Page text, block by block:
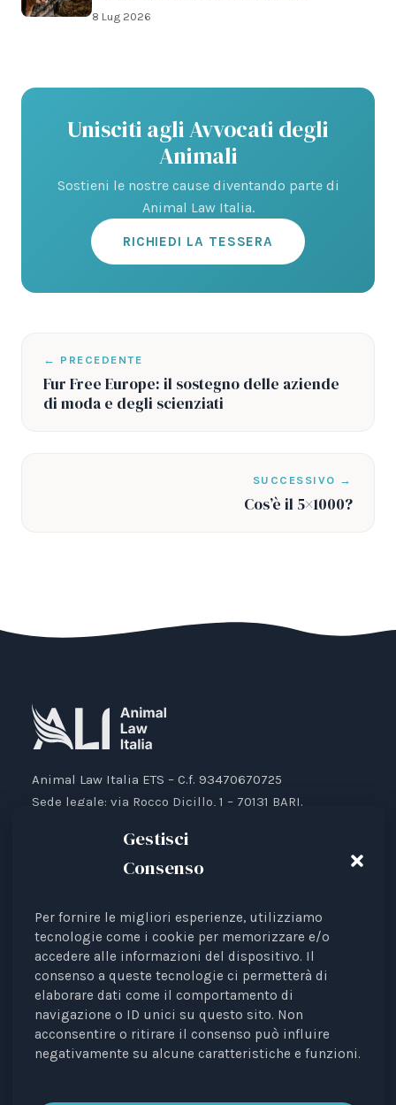
Gestisci
Consenso
Per fornire le migliori esperienze, utilizziamo
tecnologie come i cookie per memorizzare e/o
accedere alle informazioni del dispositivo. Il
consenso a queste tecnologie ci permetterà di
elaborare dati come il comportamento di
navigazione o ID unici su questo sito. Non
acconsentire o ritirare il consenso può influire
negativamente su alcune caratteristiche e funzioni.
8 Lug 2026
Unisciti agli Avvocati degli
Animali
Sostieni le nostre cause diventando parte di
Animal Law Italia.
RICHIEDI LA TESSERA
← PRECEDENTE
Fur Free Europe: il sostegno delle aziende
di moda e degli scienziati
SUCCESSIVO →
Cos’è il 5×1000?
Animal Law Italia ETS – C.f. 93470670725
Sede legale: via Rocco Dicillo, 1 – 70131 BARI.
Animal Law Italia è un Ente del Terzo Settore avente
come finalità la tutela legale degli animali.
Iscrizione al RUNTS Rep. 4 del 01/03/2022.
L'associazione è riconosciuta come rappresentante di
interessi davanti alle Istituzioni europee.
La rivistaDiritti degli Animali. Profili Etici, Scientifici e